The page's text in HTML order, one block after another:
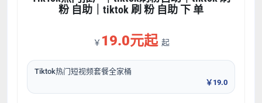
粉 自助｜tiktok 刷 粉 自助 下 单
￥ 19.0元起 起
Tiktok热门短视频套餐全家桶
￥19.0